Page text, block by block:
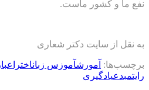
نفع ما و کشور ماست.
به نقل از سایت دکتر شعاری
برچسب‌ها: آمورشآموزس زباناختراع
رایتمبدعیادگیری